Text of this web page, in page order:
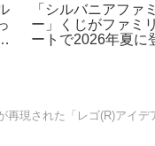
「シルバニアファ
ー」くじがファミ
ートで2026年夏に
現された「レゴ(R)アイデ